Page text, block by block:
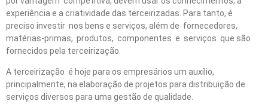
experiência e a criatividade das terceirizadas. Para tanto, é
preciso investir nos bens e serviços, além de fornecedores,
matérias-primas, produtos, componentes e serviços que são
fornecidos pela terceirização.
A terceirização é hoje para os empresários um auxílio,
principalmente, na elaboração de projetos para distribuição de
serviços diversos para uma gestão de qualidade.